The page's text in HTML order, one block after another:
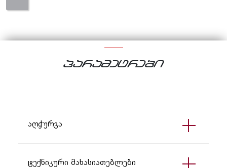
პარამეტრები
აღჭურვა
ტექნიკური მახასიათებლები